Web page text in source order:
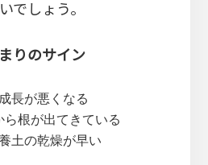
でしょう。
りのサイン
成長が悪くなる
ら根が出てきている
土の乾燥が早い